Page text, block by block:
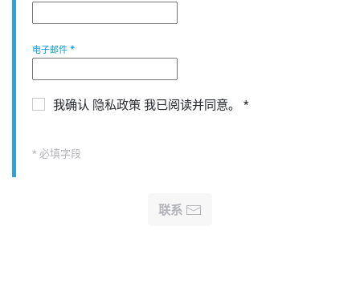
电子邮件 *
我确认 隐私政策 我已阅读并同意。 *
* 必填字段
联系